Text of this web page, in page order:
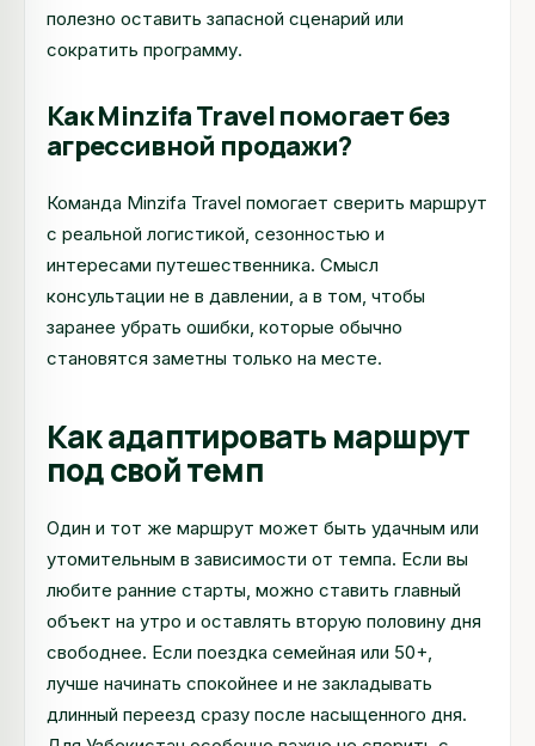
полезно оставить запасной сценарий или
сократить программу.
Как Minzifa Travel помогает без
агрессивной продажи?
Команда Minzifa Travel помогает сверить маршрут
с реальной логистикой, сезонностью и
интересами путешественника. Смысл
консультации не в давлении, а в том, чтобы
заранее убрать ошибки, которые обычно
становятся заметны только на месте.
Как адаптировать маршрут
под свой темп
Один и тот же маршрут может быть удачным или
утомительным в зависимости от темпа. Если вы
любите ранние старты, можно ставить главный
объект на утро и оставлять вторую половину дня
свободнее. Если поездка семейная или 50+,
лучше начинать спокойнее и не закладывать
длинный переезд сразу после насыщенного дня.